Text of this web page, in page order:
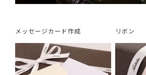
メッセージカード作成 リボン